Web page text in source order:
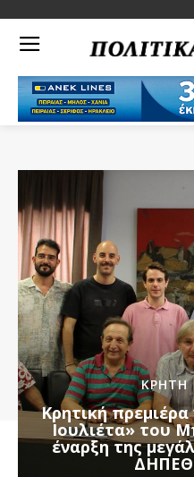
ΚΡΗΤΗ
Κρητική
Ιουλιέτα» του
έναρξη της